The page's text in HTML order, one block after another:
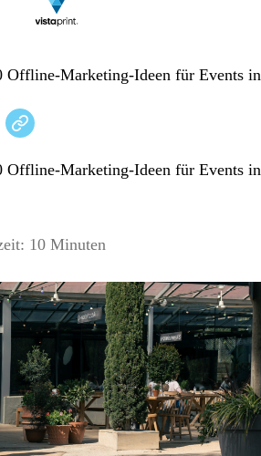
Offline-Marketing-Ideen für Events in
Offline-Marketing-Ideen für Events in
10 Minuten